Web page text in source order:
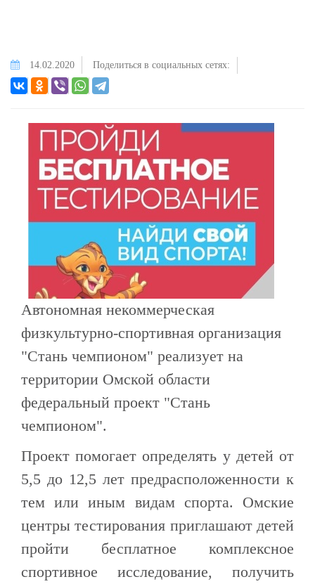
14.02.2020 Поделиться в социальных сетях:
Автономная некоммерческая
физкультурно-спортивная организация
"Стань чемпионом" реализует на
территории Омской области
федеральный проект "Стань
чемпионом".
Проект помогает определять у детей от
5,5 до 12,5 лет предрасположенности к
тем или иным видам спорта. Омские
центры тестирования приглашают детей
пройти бесплатное комплексное
спортивное исследование, получить